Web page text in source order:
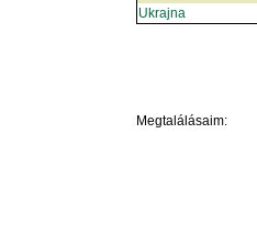
Ukrajna
Megtalálásaim: